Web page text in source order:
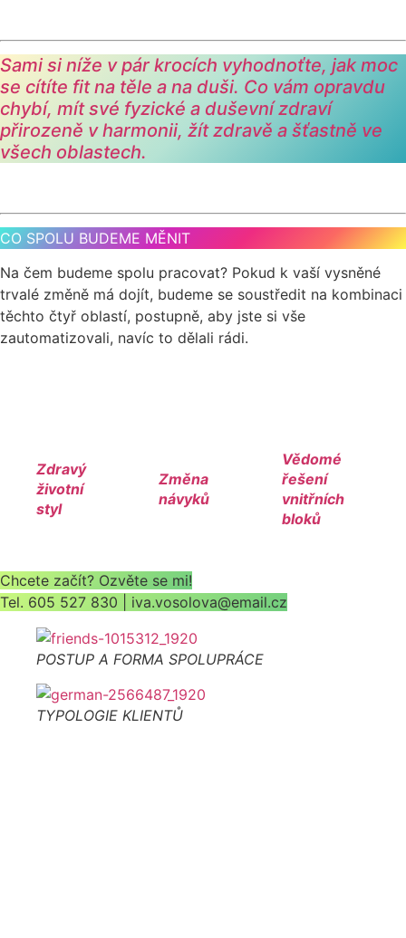
Sami si níže v pár krocích vyhodnoťte, jak moc
se cítíte fit na těle a na duši. Co vám opravdu
chybí, mít své fyzické a duševní zdraví
přirozeně v harmonii, žít zdravě a šťastně ve
všech oblastech.
CO SPOLU BUDEME MĚNIT
Na čem budeme spolu pracovat? Pokud k vaší vysněné
trvalé změně má dojít, budeme se soustředit na kombinaci
těchto čtyř oblastí, postupně, aby jste si vše
zautomatizovali, navíc to dělali rádi.
Zdravý
životní
styl
Změna
návyků
Vědomé
řešení
vnitřních
bloků
Chcete začít? Ozvěte se mi!
Tel. 605 527 830 | iva.vosolova@email.cz
POSTUP A FORMA SPOLUPRÁCE
TYPOLOGIE KLIENTŮ